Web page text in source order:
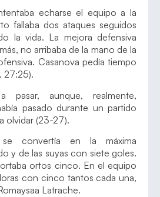
echarse el equipo a la
fallaba dos ataques seguidos
la vida. La mejora defensiva
no arribaba de la mano de la
Casanova pedía tiempo
27:25).
aunque, realmente,
pasado durante un partido
olvidar (23-27).
se convertía en la máxima
y de las suyas con siete goles.
ortos cinco. En el equipo
con cinco tantos cada una,
Latrache.